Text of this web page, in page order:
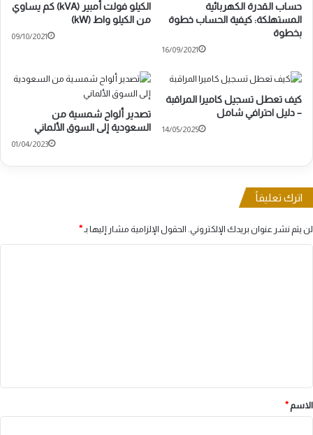
الكيلو فولت أمبير (kVA) كم يساوي
من الكيلو واط (kW)
09/10/2021
حساب القدرة الكهربائية
المستهلكة: كيفية الحساب خطوة
بخطوة
16/09/2021
تصدير ألواح شمسية من
السعودية إلى السوق الألماني
01/04/2023
كيف تعطل تسجيل كاميرا المراقبة
– دليل احترافي شامل
14/05/2025
اترك تعليقاً
لن يتم نشر عنوان بريدك الإلكتروني. الحقول الإلزامية مشار إليها بـ*
*
الاسم *